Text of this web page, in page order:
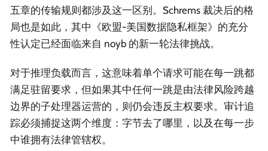
五章的传输规则都涉及这一区别。Schrems 裁决后的格
局也是如此，其中《欧盟-美国数据隐私框架》的充分
性认定已经面临来自 noyb 的新一轮法律挑战。
对于推理负载而言，这意味着单个请求可能在每一跳都
满足驻留要求，但如果其中任何一跳是由法律风险跨越
边界的子处理器运营的，则仍会违反主权要求。审计追
踪必须捕捉这两个维度：字节去了哪里，以及在每一步
中谁拥有法律管辖权。